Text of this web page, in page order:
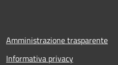
Amministrazione trasparente
Informativa privacy